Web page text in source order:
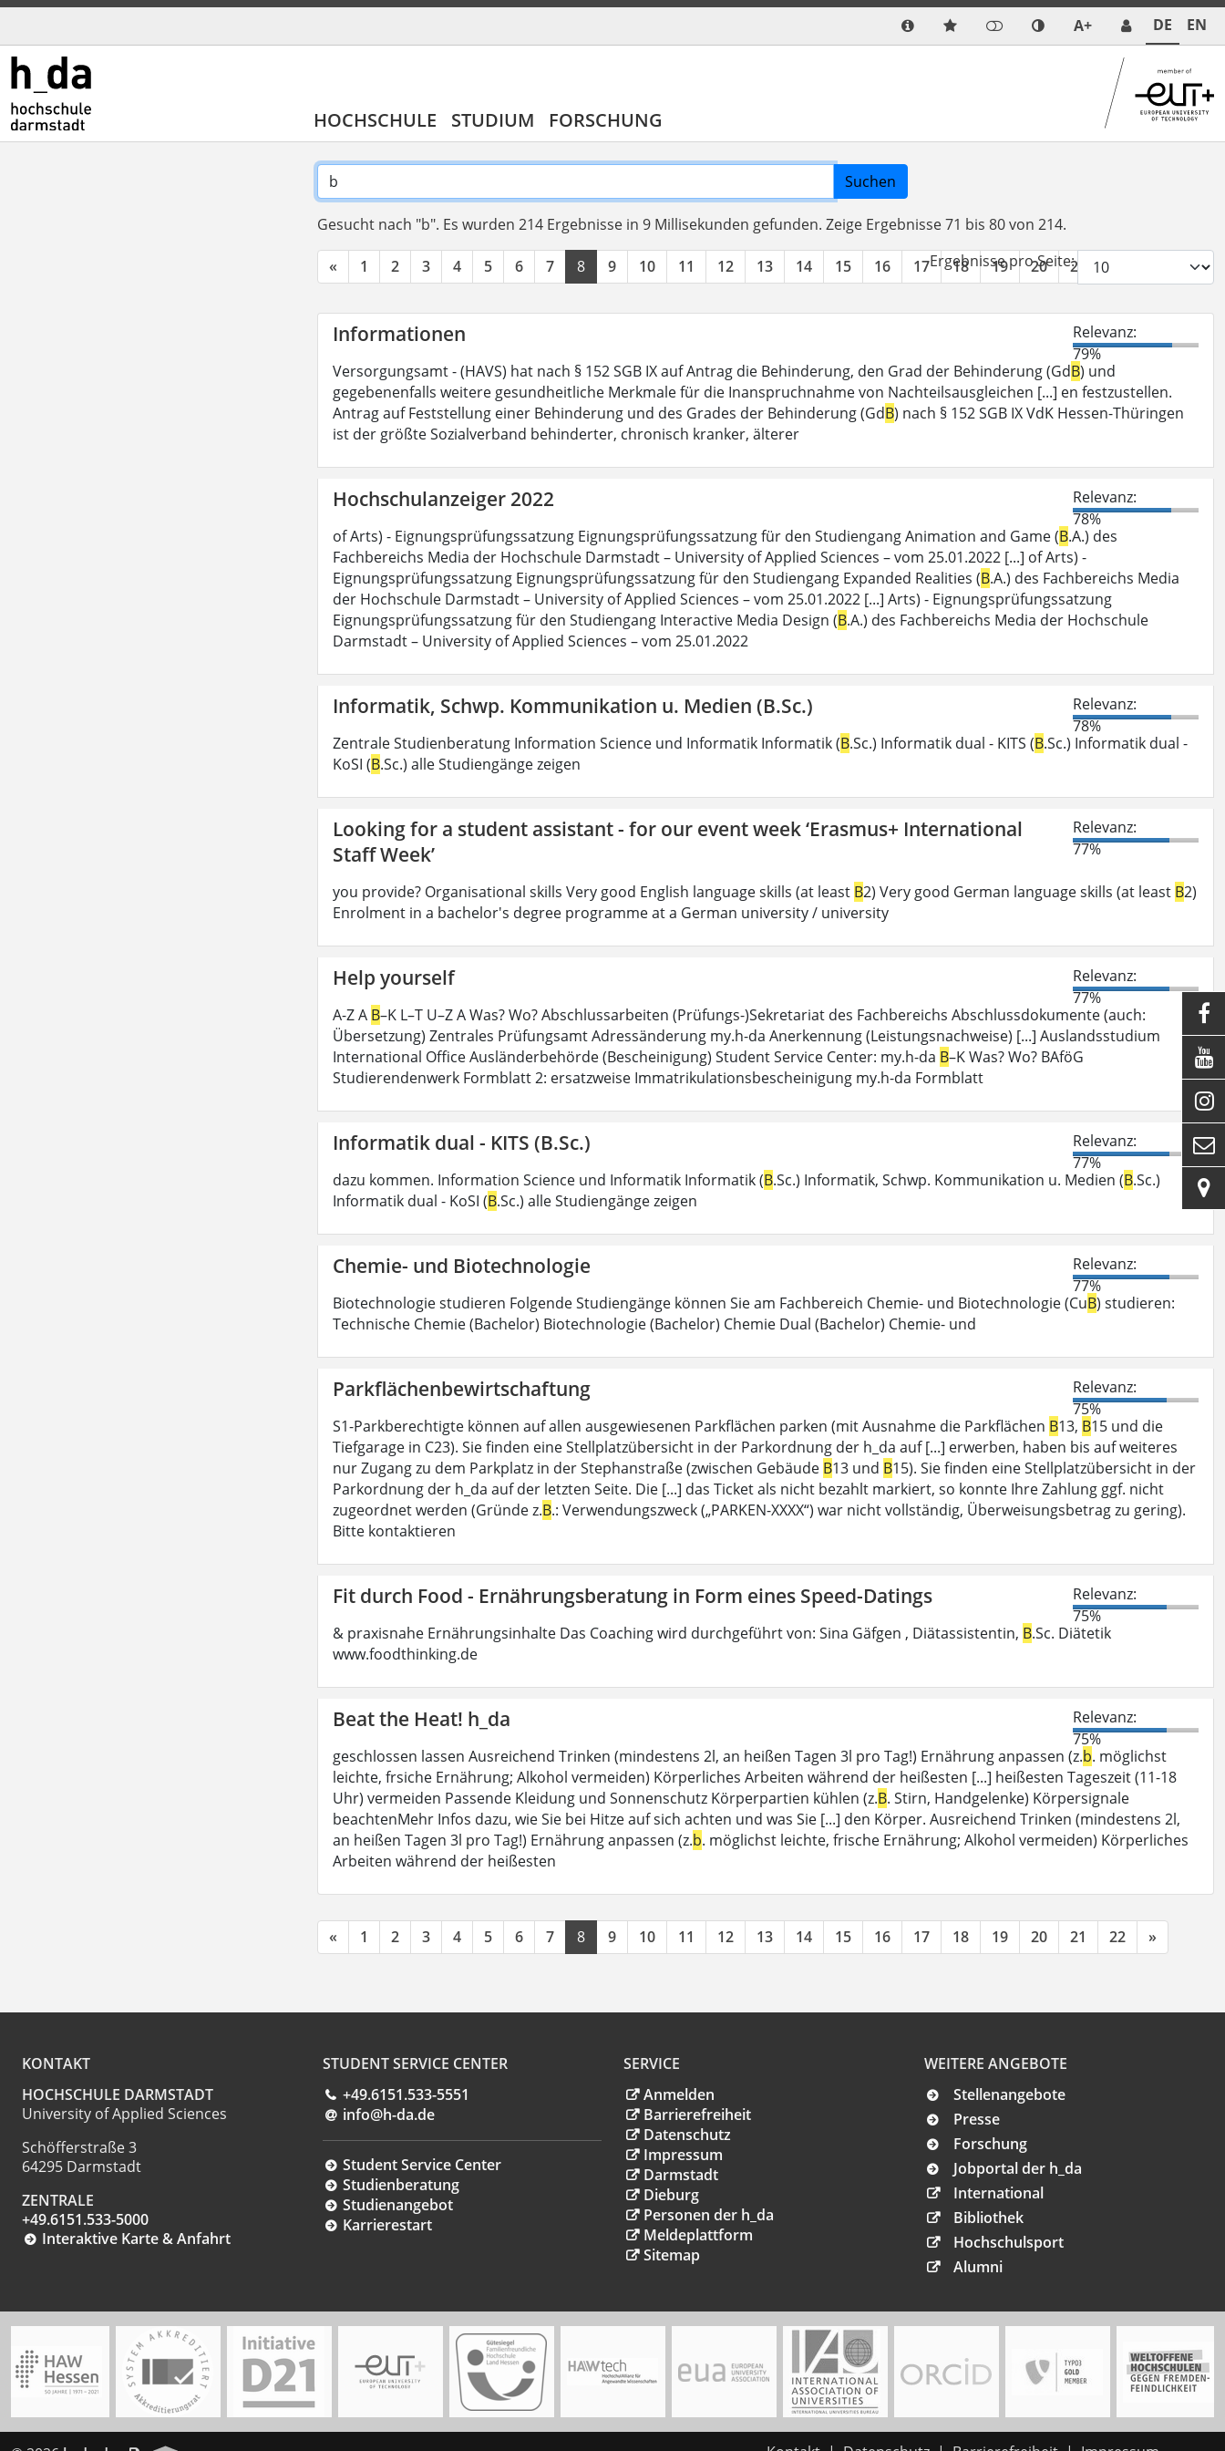
A+ DE EN
HOCHSCHULE STUDIUM FORSCHUNG
Suchen
Gesucht nach "b". Es wurden 214 Ergebnisse in 9 Millisekunden gefunden. Zeige Ergebnisse 71 bis 80 von 214.
« 1 2 3 4 5 6 7 8 9 10 11 12 13 14 15 16 17 18 19 20 21
Ergebnisse pro Seite:
Informationen
Relevanz:
79%
Versorgungsamt - (HAVS) hat nach § 152 SGB IX auf Antrag die Behinderung, den Grad der Behinderung (GdB) und
gegebenenfalls weitere gesundheitliche Merkmale für die Inanspruchnahme von Nachteilsausgleichen [...] en festzustellen.
Antrag auf Feststellung einer Behinderung und des Grades der Behinderung (GdB) nach § 152 SGB IX VdK Hessen-Thüringen
ist der größte Sozialverband behinderter, chronisch kranker, älterer
Hochschulanzeiger 2022
Relevanz:
78%
of Arts) - Eignungsprüfungssatzung Eignungsprüfungssatzung für den Studiengang Animation and Game (B.A.) des
Fachbereichs Media der Hochschule Darmstadt – University of Applied Sciences – vom 25.01.2022 [...] of Arts) -
Eignungsprüfungssatzung Eignungsprüfungssatzung für den Studiengang Expanded Realities (B.A.) des Fachbereichs Media
der Hochschule Darmstadt – University of Applied Sciences – vom 25.01.2022 [...] Arts) - Eignungsprüfungssatzung
Eignungsprüfungssatzung für den Studiengang Interactive Media Design (B.A.) des Fachbereichs Media der Hochschule
Darmstadt – University of Applied Sciences – vom 25.01.2022
Informatik, Schwp. Kommunikation u. Medien (B.Sc.)
Relevanz:
78%
Zentrale Studienberatung Information Science und Informatik Informatik (B.Sc.) Informatik dual - KITS (B.Sc.) Informatik dual -
KoSI (B.Sc.) alle Studiengänge zeigen
Looking for a student assistant - for our event week ‘Erasmus+ International
Staff Week’
Relevanz:
77%
you provide? Organisational skills Very good English language skills (at least B2) Very good German language skills (at least B2)
Enrolment in a bachelor's degree programme at a German university / university
Help yourself
Relevanz:
77%
A-Z A B–K L–T U–Z A Was? Wo? Abschlussarbeiten (Prüfungs-)Sekretariat des Fachbereichs Abschlussdokumente (auch:
Übersetzung) Zentrales Prüfungsamt Adressänderung my.h-da Anerkennung (Leistungsnachweise) [...] Auslandsstudium
International Office Ausländerbehörde (Bescheinigung) Student Service Center: my.h-da B–K Was? Wo? BAföG
Studierendenwerk Formblatt 2: ersatzweise Immatrikulationsbescheinigung my.h-da Formblatt
Informatik dual - KITS (B.Sc.)
Relevanz:
77%
dazu kommen. Information Science und Informatik Informatik (B.Sc.) Informatik, Schwp. Kommunikation u. Medien (B.Sc.)
Informatik dual - KoSI (B.Sc.) alle Studiengänge zeigen
Chemie- und Biotechnologie
Relevanz:
77%
Biotechnologie studieren Folgende Studiengänge können Sie am Fachbereich Chemie- und Biotechnologie (CuB) studieren:
Technische Chemie (Bachelor) Biotechnologie (Bachelor) Chemie Dual (Bachelor) Chemie- und
Parkflächenbewirtschaftung
Relevanz:
75%
S1-Parkberechtigte können auf allen ausgewiesenen Parkflächen parken (mit Ausnahme die Parkflächen B13, B15 und die
Tiefgarage in C23). Sie finden eine Stellplatzübersicht in der Parkordnung der h_da auf [...] erwerben, haben bis auf weiteres
nur Zugang zu dem Parkplatz in der Stephanstraße (zwischen Gebäude B13 und B15). Sie finden eine Stellplatzübersicht in der
Parkordnung der h_da auf der letzten Seite. Die [...] das Ticket als nicht bezahlt markiert, so konnte Ihre Zahlung ggf. nicht
zugeordnet werden (Gründe z.B.: Verwendungszweck („PARKEN-XXXX“) war nicht vollständig, Überweisungsbetrag zu gering).
Bitte kontaktieren
Fit durch Food - Ernährungsberatung in Form eines Speed-Datings
Relevanz:
75%
& praxisnahe Ernährungsinhalte Das Coaching wird durchgeführt von: Sina Gäfgen , Diätassistentin, B.Sc. Diätetik
www.foodthinking.de
Beat the Heat! h_da
Relevanz:
75%
geschlossen lassen Ausreichend Trinken (mindestens 2l, an heißen Tagen 3l pro Tag!) Ernährung anpassen (z.b. möglichst
leichte, frsiche Ernährung; Alkohol vermeiden) Körperliches Arbeiten während der heißesten [...] heißesten Tageszeit (11-18
Uhr) vermeiden Passende Kleidung und Sonnenschutz Körperpartien kühlen (z.B. Stirn, Handgelenke) Körpersignale
beachtenMehr Infos dazu, wie Sie bei Hitze auf sich achten und was Sie [...] den Körper. Ausreichend Trinken (mindestens 2l,
an heißen Tagen 3l pro Tag!) Ernährung anpassen (z.b. möglichst leichte, frische Ernährung; Alkohol vermeiden) Körperliches
Arbeiten während der heißesten
« 1 2 3 4 5 6 7 8 9 10 11 12 13 14 15 16 17 18 19 20 21 22 »
KONTAKT
HOCHSCHULE DARMSTADT
University of Applied Sciences
Schöfferstraße 3
64295 Darmstadt
ZENTRALE
+49.6151.533-5000
Interaktive Karte & Anfahrt
STUDENT SERVICE CENTER
+49.6151.533-5551
info@h-da.de
Student Service Center
Studienberatung
Studienangebot
Karrierestart
SERVICE
Anmelden
Barrierefreiheit
Datenschutz
Impressum
Darmstadt
Dieburg
Personen der h_da
Meldeplattform
Sitemap
WEITERE ANGEBOTE
Stellenangebote
Presse
Forschung
Jobportal der h_da
International
Bibliothek
Hochschulsport
Alumni




